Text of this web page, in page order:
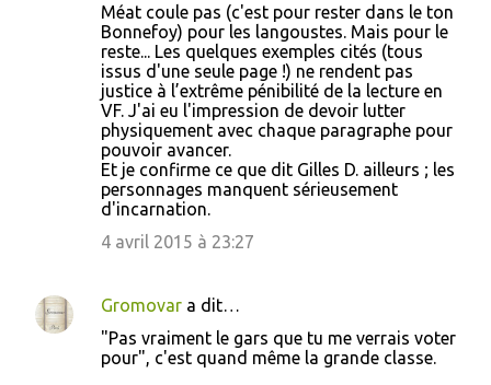
Méat coule pas (c'est pour rester dans le ton
Bonnefoy) pour les langoustes. Mais pour le
reste... Les quelques exemples cités (tous
issus d'une seule page !) ne rendent pas
justice à l’extrême pénibilité de la lecture en
VF. J'ai eu l'impression de devoir lutter
physiquement avec chaque paragraphe pour
pouvoir avancer.
Et je confirme ce que dit Gilles D. ailleurs ; les
personnages manquent sérieusement
d'incarnation.
4 avril 2015 à 23:27
Gromovar a dit…
"Pas vraiment le gars que tu me verrais voter
pour", c'est quand même la grande classe.